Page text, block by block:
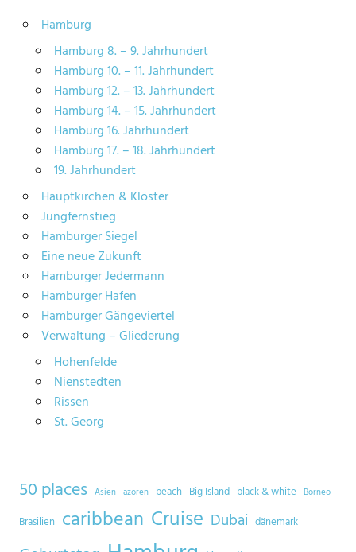
Hamburg
Hamburg 8. – 9. Jahrhundert
Hamburg 10. – 11. Jahrhundert
Hamburg 12. – 13. Jahrhundert
Hamburg 14. – 15. Jahrhundert
Hamburg 16. Jahrhundert
Hamburg 17. – 18. Jahrhundert
19. Jahrhundert
Hauptkirchen & Klöster
Jungfernstieg
Hamburger Siegel
Eine neue Zukunft
Hamburger Jedermann
Hamburger Hafen
Hamburger Gängeviertel
Verwaltung – Gliederung
Hohenfelde
Nienstedten
Rissen
St. Georg
50 places Asien azoren beach Big Island black & white Borneo
Brasilien caribbean Cruise Dubai dänemark